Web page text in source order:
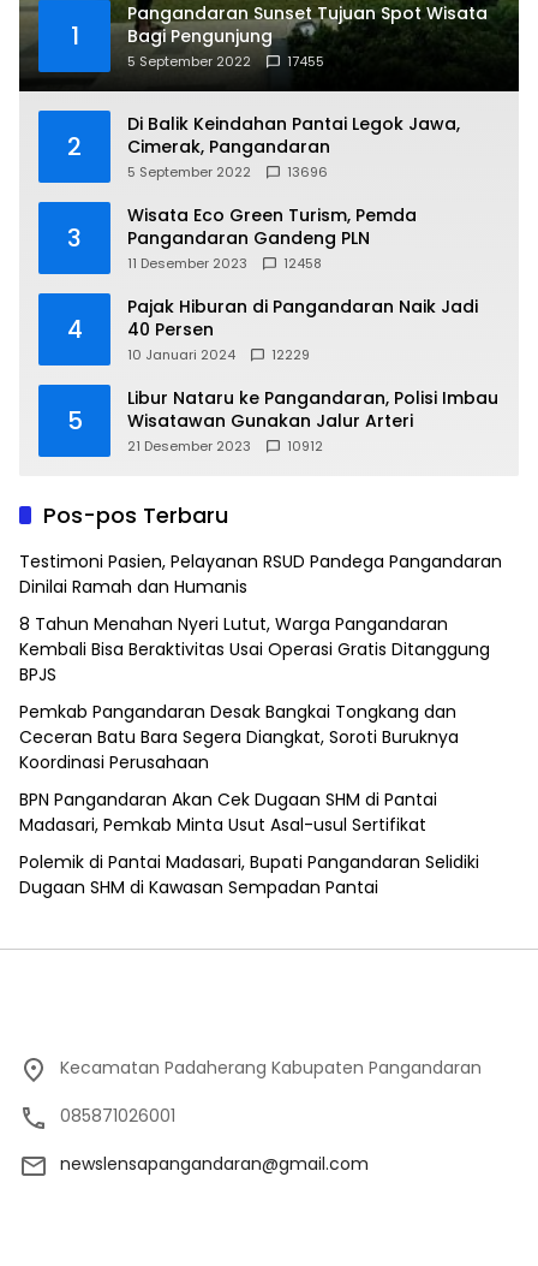
1
Pangandaran Sunset Tujuan Spot Wisata
Bagi Pengunjung
5 September 2022 17455
2
Di Balik Keindahan Pantai Legok Jawa,
Cimerak, Pangandaran
5 September 2022 13696
3
Wisata Eco Green Turism, Pemda
Pangandaran Gandeng PLN
11 Desember 2023 12458
4
Pajak Hiburan di Pangandaran Naik Jadi
40 Persen
10 Januari 2024 12229
5
Libur Nataru ke Pangandaran, Polisi Imbau
Wisatawan Gunakan Jalur Arteri
21 Desember 2023 10912
Pos-pos Terbaru
Testimoni Pasien, Pelayanan RSUD Pandega Pangandaran
Dinilai Ramah dan Humanis
8 Tahun Menahan Nyeri Lutut, Warga Pangandaran
Kembali Bisa Beraktivitas Usai Operasi Gratis Ditanggung
BPJS
Pemkab Pangandaran Desak Bangkai Tongkang dan
Ceceran Batu Bara Segera Diangkat, Soroti Buruknya
Koordinasi Perusahaan
BPN Pangandaran Akan Cek Dugaan SHM di Pantai
Madasari, Pemkab Minta Usut Asal-usul Sertifikat
Polemik di Pantai Madasari, Bupati Pangandaran Selidiki
Dugaan SHM di Kawasan Sempadan Pantai
Kecamatan Padaherang Kabupaten Pangandaran
085871026001
newslensapangandaran@gmail.com